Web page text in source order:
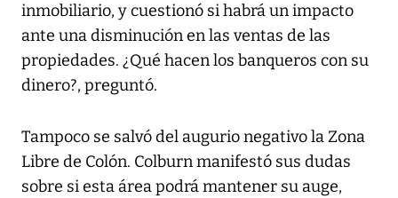
inmobiliario, y cuestionó si habrá un impacto
ante una disminución en las ventas de las
propiedades. ¿Qué hacen los banqueros con su
dinero?, preguntó.
Tampoco se salvó del augurio negativo la Zona
Libre de Colón. Colburn manifestó sus dudas
sobre si esta área podrá mantener su auge,